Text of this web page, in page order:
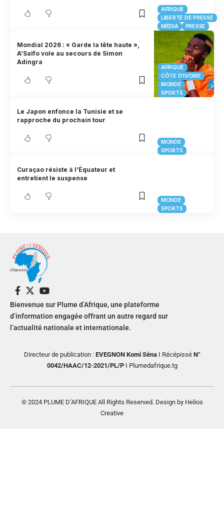
AFRIQUE
LIBERTÉ DE PRESSE
MÉDIA
PRESSE
AFRIQUE
CÔTE D'IVOIRE
MONDE
SPORTS
Mondial 2026 : « Garde la tête haute »,
A’Salfo vole au secours de Simon
Adingra
MONDE
SPORTS
Le Japon enfonce la Tunisie et se
rapproche du prochain tour
MONDE
SPORTS
Curaçao résiste à l’Équateur et
entretient le suspense
Bienvenue sur Plume d’Afrique, une plateforme
d’information engagée offrant un autre regard sur
l’actualité nationale et internationale.
Directeur de publication : EVEGNON Komi SénaI RécépisséN°
0042/HAAC/12-2021/PL/PI Plumedafrique.tg
© 2024 PLUME D’AFRIQUE All Rights Reserved. Design by Helios
Creative